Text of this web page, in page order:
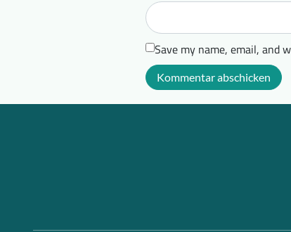
Save my name, email, and